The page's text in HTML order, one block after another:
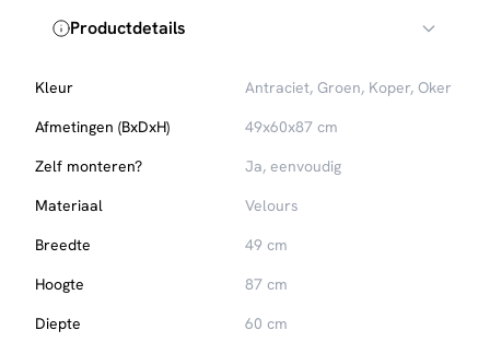
Productdetails
Kleur
Antraciet, Groen, Koper, Oker
Afmetingen (BxDxH)
49x60x87 cm
Zelf monteren?
Ja, eenvoudig
Materiaal
Velours
Breedte
49 cm
Hoogte
87 cm
Diepte
60 cm